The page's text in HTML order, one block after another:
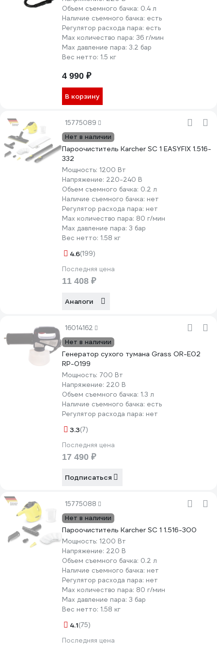
Объем съемного бачка: 0.4 л
Наличие съемного бачка: есть
Регулятор расхода пара: есть
Мах количество пара: 36 г/мин
Max давление пара: 3.2 бар
Вес нетто: 1.5 кг
4 990 ₽
В корзину
15775089
Нет в наличии
Пароочиститель Karcher SC 1 EASYFIX 1.516-
332
Мощность: 1200 Вт
Напряжение: 220-240 В
Объем съемного бачка: 0.2 л
Наличие съемного бачка: нет
Регулятор расхода пара: нет
Мах количество пара: 80 г/мин
Max давление пара: 3 бар
Вес нетто: 1.58 кг
4.6(199)
Последняя цена
11 408 ₽
Аналоги
16014162
Нет в наличии
Генератор сухого тумана Grass OR-E02
RP-0199
Мощность: 700 Вт
Напряжение: 220 В
Объем съемного бачка: 1.3 л
Наличие съемного бачка: есть
Регулятор расхода пара: нет
3.3(7)
Последняя цена
17 490 ₽
Подписаться
15775088
Нет в наличии
Пароочиститель Karcher SC 1 1.516-300
Мощность: 1200 Вт
Напряжение: 220 В
Объем съемного бачка: 0.2 л
Наличие съемного бачка: нет
Регулятор расхода пара: нет
Мах количество пара: 80 г/мин
Max давление пара: 3 бар
Вес нетто: 1.58 кг
4.1(75)
Последняя цена